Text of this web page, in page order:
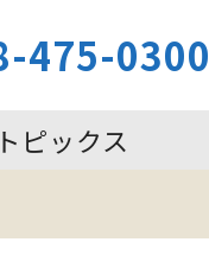
475-0300
ピックス